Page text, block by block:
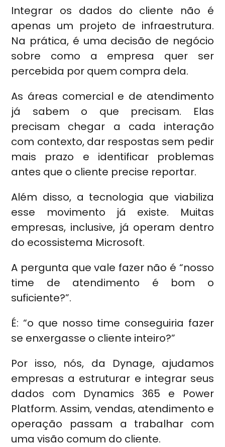
Integrar os dados do cliente não é
apenas um projeto de infraestrutura.
Na prática, é uma decisão de negócio
sobre como a empresa quer ser
percebida por quem compra dela.
As áreas comercial e de atendimento
já sabem o que precisam. Elas
precisam chegar a cada interação
com contexto, dar respostas sem pedir
mais prazo e identificar problemas
antes que o cliente precise reportar.
Além disso, a tecnologia que viabiliza
esse movimento já existe. Muitas
empresas, inclusive, já operam dentro
do ecossistema Microsoft.
A pergunta que vale fazer não é “nosso
time de atendimento é bom o
suficiente?”.
É: “o que nosso time conseguiria fazer
se enxergasse o cliente inteiro?”
Por isso, nós, da Dynage, ajudamos
empresas a estruturar e integrar seus
dados com Dynamics 365 e Power
Platform. Assim, vendas, atendimento e
operação passam a trabalhar com
uma visão comum do cliente.